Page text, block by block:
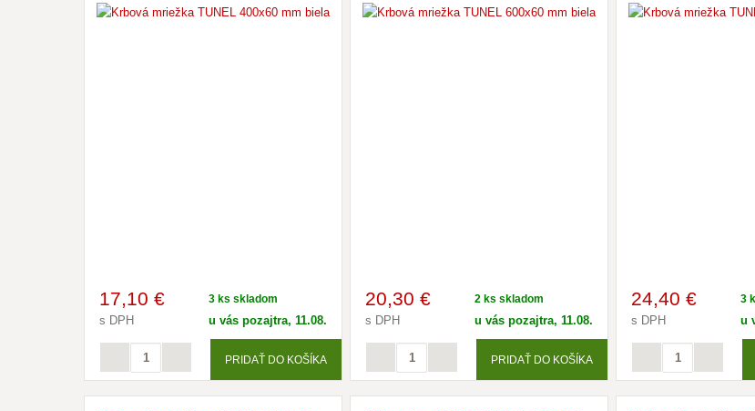
17,10 €
s DPH
3 ks skladom
u vás pozajtra, 11.08.
PRIDAŤ DO KOŠÍKA
20,30 €
s DPH
2 ks skladom
u vás pozajtra, 11.08.
PRIDAŤ DO KOŠÍKA
24,40 €
s DPH
3
u